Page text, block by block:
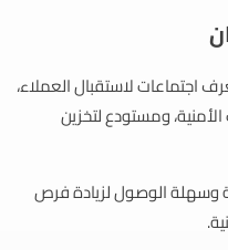
اجتماعات لاستقبال العملاء،
ومستودع لتخزين
الوصول لزيادة فرص